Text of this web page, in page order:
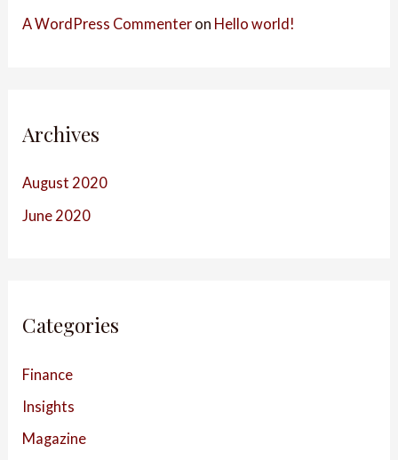
A WordPress Commenter on Hello world!
Archives
August 2020
June 2020
Categories
Finance
Insights
Magazine